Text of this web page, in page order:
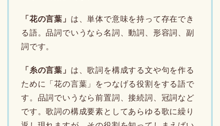
「花の言葉」 は、単体で意味を持って存在でき
る語。品詞でいうなら名詞、動詞、形容詞、副
詞です。
「糸の言葉」 は、歌詞を構成する文や句を作る
ために「花の言葉」をつなげる役割をする語で
す。品詞でいうなら前置詞、接続詞、冠詞など
です。歌詞の構成要素としてあらゆる歌に繰り